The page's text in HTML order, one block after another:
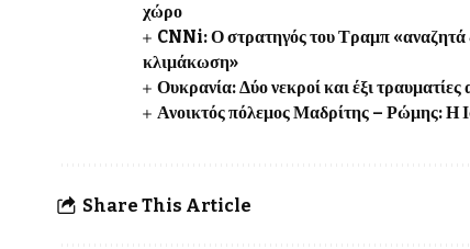
χώρο
CNNi: Ο στρατηγός του Τραμπ «αναζητά
κλιμάκωση»
Ουκρανία: Δύο νεκροί και έξι
Ανοικτός πόλεμος Μαδρίτης – Ρώμης: Η
Share This Article